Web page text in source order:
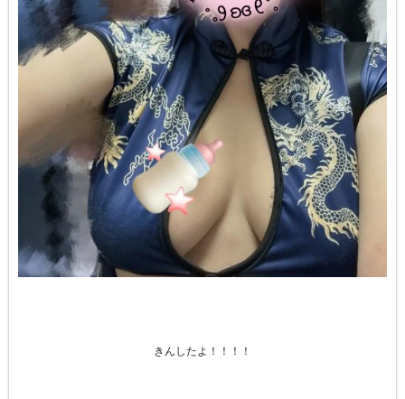
きんしたよ！！！！